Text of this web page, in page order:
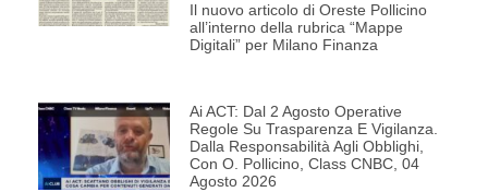
Il nuovo articolo di Oreste Pollicino
all’interno della rubrica “Mappe
Digitali” per Milano Finanza
Ai ACT: Dal 2 Agosto Operative
Regole Su Trasparenza E Vigilanza.
Dalla Responsabilità Agli Obblighi,
Con O. Pollicino, Class CNBC, 04
Agosto 2026